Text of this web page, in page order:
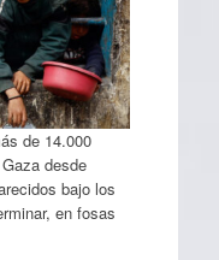
de 14.000
desde
bajo los
en fosas